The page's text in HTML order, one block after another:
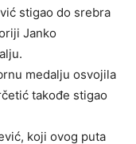
stigao do srebra
Janko
medalju osvojila
takođe stigao
koji ovog puta